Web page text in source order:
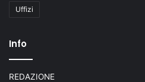
Uffizi
Info
REDAZIONE